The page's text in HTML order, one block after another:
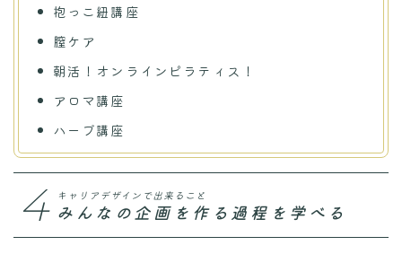
抱っこ紐講座
膣ケア
朝活！オンラインピラティス！
アロマ講座
ハーブ講座
4 キャリアデザインで出来ること
みんなの企画を作る過程を学べる